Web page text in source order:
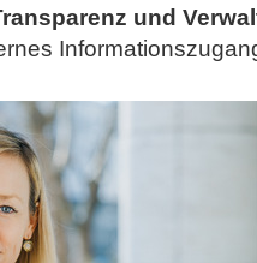
und